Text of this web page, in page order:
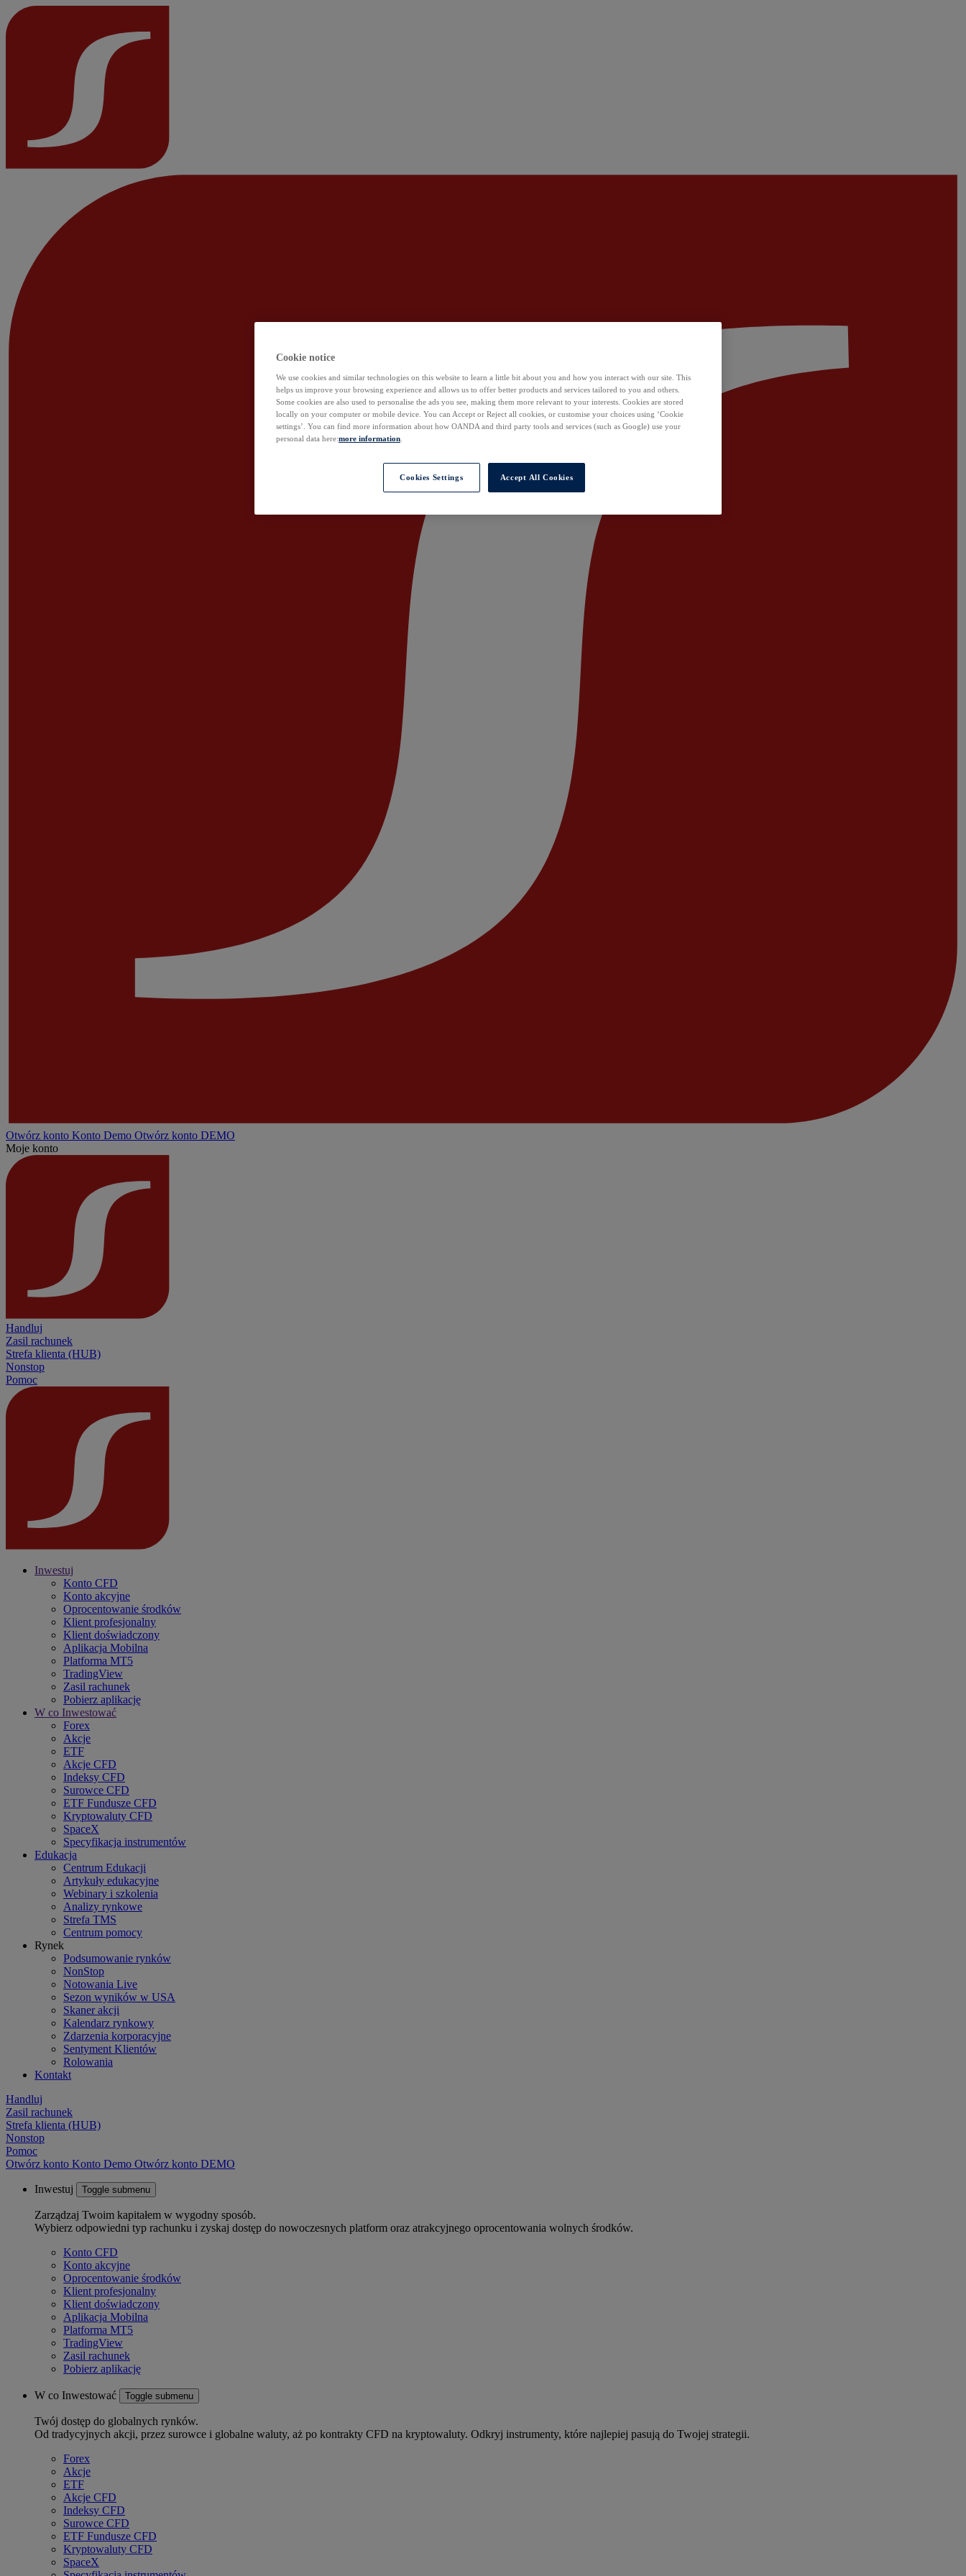
Otwórz konto Konto Demo Otwórz konto DEMO
Moje konto
Handluj
Zasil rachunek
Strefa klienta (HUB)
Nonstop
Pomoc
Inwestuj
Konto CFD
Konto akcyjne
Oprocentowanie środków
Klient profesjonalny
Klient doświadczony
Aplikacja Mobilna
Platforma MT5
TradingView
Zasil rachunek
Pobierz aplikację
W co Inwestować
Forex
Akcje
ETF
Akcje CFD
Indeksy CFD
Surowce CFD
ETF Fundusze CFD
Kryptowaluty CFD
SpaceX
Specyfikacja instrumentów
Edukacja
Centrum Edukacji
Artykuły edukacyjne
Webinary i szkolenia
Analizy rynkowe
Strefa TMS
Centrum pomocy
Rynek
Podsumowanie rynków
NonStop
Notowania Live
Sezon wyników w USA
Skaner akcji
Kalendarz rynkowy
Zdarzenia korporacyjne
Sentyment Klientów
Rolowania
Kontakt
Handluj
Zasil rachunek
Strefa klienta (HUB)
Nonstop
Pomoc
Otwórz konto Konto Demo Otwórz konto DEMO
Inwestuj Toggle submenu
Zarządzaj Twoim kapitałem w wygodny sposób.
Wybierz odpowiedni typ rachunku i zyskaj dostęp do nowoczesnych platform oraz atrakcyjnego oprocentowania wolnych środków.
Konto CFD
Konto akcyjne
Oprocentowanie środków
Klient profesjonalny
Klient doświadczony
Aplikacja Mobilna
Platforma MT5
TradingView
Zasil rachunek
Pobierz aplikację
W co Inwestować Toggle submenu
Twój dostęp do globalnych rynków.
Od tradycyjnych akcji, przez surowce i globalne waluty, aż po kontrakty CFD na kryptowaluty. Odkryj instrumenty, które najlepiej pasują do Twojej strategii.
Forex
Akcje
ETF
Akcje CFD
Indeksy CFD
Surowce CFD
ETF Fundusze CFD
Kryptowaluty CFD
SpaceX
Cookie notice
We use cookies and similar technologies on this website to learn a little bit about you and how you interact with our site. This
helps us improve your browsing experience and allows us to offer better products and services tailored to you and others.
Some cookies are also used to personalise the ads you see, making them more relevant to your interests. Cookies are stored
locally on your computer or mobile device. You can Accept or Reject all cookies, or customise your choices using ‘Cookie
settings’. You can find more information about how OANDA and third party tools and services (such as Google) use your
personal data here:more information
Cookies Settings Accept All Cookies